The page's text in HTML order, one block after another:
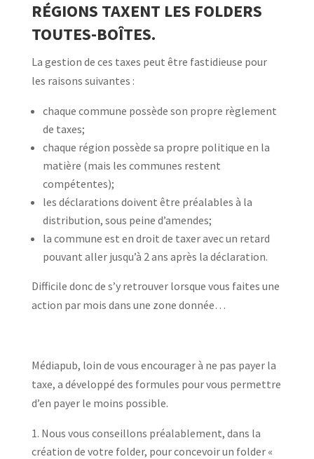
RÉGIONS TAXENT LES FOLDERS
TOUTES-BOÎTES.
La gestion de ces taxes peut être fastidieuse pour
les raisons suivantes :
chaque commune possède son propre règlement
de taxes;
chaque région possède sa propre politique en la
matière (mais les communes restent
compétentes);
les déclarations doivent être préalables à la
distribution, sous peine d’amendes;
la commune est en droit de taxer avec un retard
pouvant aller jusqu’à 2 ans après la déclaration.
Difficile donc de s’y retrouver lorsque vous faites une
action par mois dans une zone donnée…
Médiapub, loin de vous encourager à ne pas payer la
taxe, a développé des formules pour vous permettre
d’en payer le moins possible.
Nous vous conseillons préalablement, dans la
création de votre folder, pour concevoir un folder «